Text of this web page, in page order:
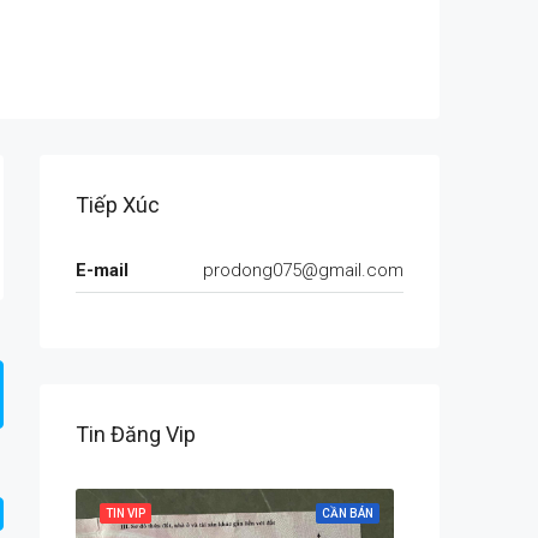
Tiếp Xúc
E-mail prodong075@gmail.com
Tin Đăng Vip
CẦN BÁN
TIN VIP